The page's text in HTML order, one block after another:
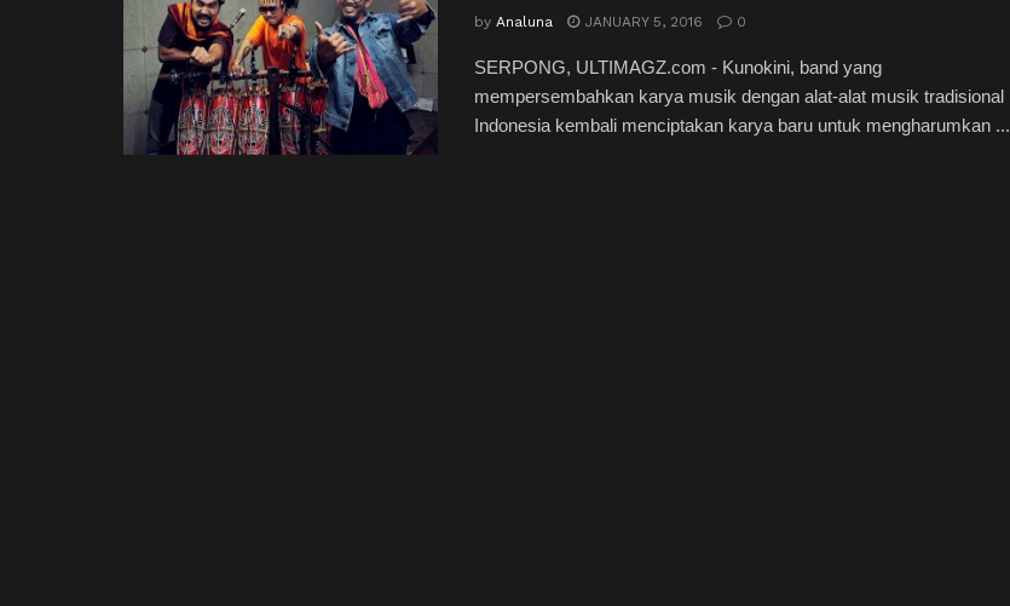
by Analuna JANUARY 5, 2016 0
SERPONG, ULTIMAGZ.com - Kunokini, band yang
mempersembahkan karya musik dengan alat-alat musik tradisional
Indonesia kembali menciptakan karya baru untuk mengharumkan ...